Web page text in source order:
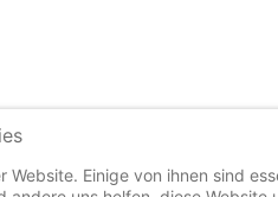
Website. Einige von ihnen sind